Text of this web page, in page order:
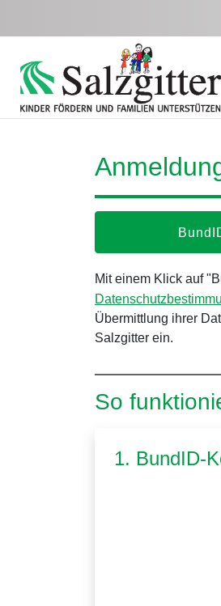
Mit einem Klick auf
Übermittlung ihrer
Salzgitter ein.
So
1. BundID-